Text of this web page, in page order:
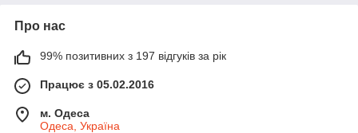
Про нас
99% позитивних з 197 відгуків за рік
Працює з 05.02.2016
м. Одеса
Одеса, Україна